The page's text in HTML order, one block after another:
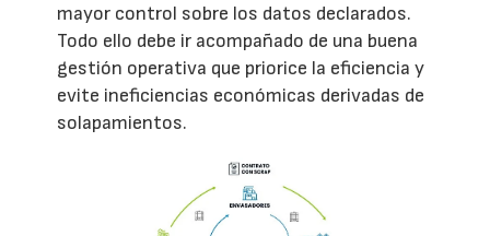
mayor control sobre los datos declarados.
Todo ello debe ir acompañado de una buena
gestión operativa que priorice la eficiencia y
evite ineficiencias económicas derivadas de
solapamientos.